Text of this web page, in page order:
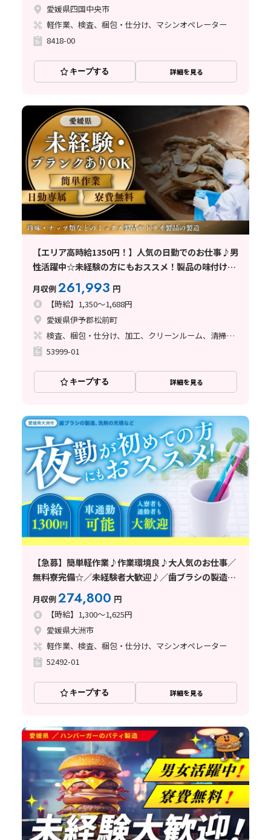
愛媛県四国中央市
軽作業、検査、梱包・仕分け、マシンオペレーター
8418-00
キープする 詳細を見る
【エリア高時給1350円！】人気の日勤でのお仕事♪男
性活躍中☆未経験の方にもおススメ！製品の味付けや
製品検査作業！寮費無料！
月収例261,993 円
【時給】1,350～1,688円
愛媛県伊予郡松前町
検査、梱包・仕分け、加工、クリーンルーム、清掃・洗浄、ライン作業
53999-01
キープする 詳細を見る
【急募】簡単軽作業♪作業環境良♪大人気のお仕事／
無料寮完備☆／未経験者大歓迎♪／歯ブラシの製造／
年齢層幅広く活躍中／愛媛県／2026年メーカー様直接
雇用実績有り
月収例274,800 円
【時給】1,300～1,625円
愛媛県大洲市
軽作業、検査、梱包・仕分け、マシンオペレーター
52492-01
キープする 詳細を見る